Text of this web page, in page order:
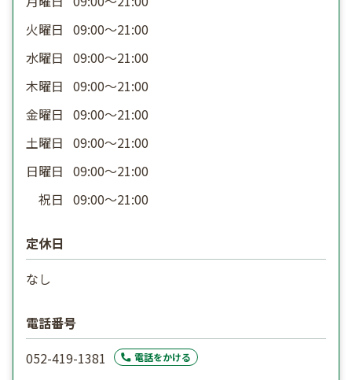
火曜日 09:00〜21:00
水曜日 09:00〜21:00
木曜日 09:00〜21:00
金曜日 09:00〜21:00
土曜日 09:00〜21:00
日曜日 09:00〜21:00
祝日 09:00〜21:00
定休日
なし
電話番号
052-419-1381
電話をかける